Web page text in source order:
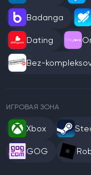
Badanga
Dating
Bez-
ИГРОВАЯ ЗОНА
Xbox
GOG